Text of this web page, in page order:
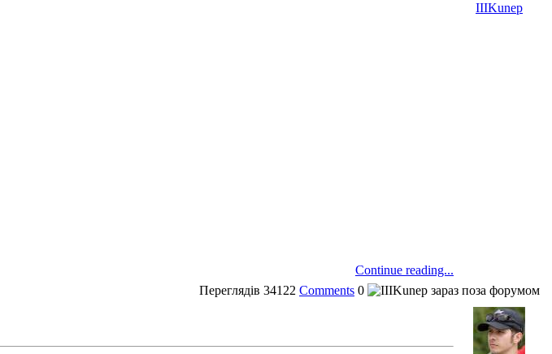
Continue reading...
IIIKunep
Переглядів 34122 Comments 0